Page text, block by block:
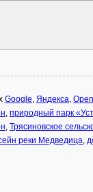
Google, Яндекса,
, природный парк
, Трясиновское
реки Медведица,